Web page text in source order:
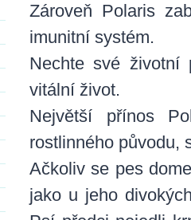
Zároveň Polaris
imunitní systém.
Nechte své životní
vitální život.
Největší přínos
rostlinného původu,
Ačkoliv se pes
jako u jeho